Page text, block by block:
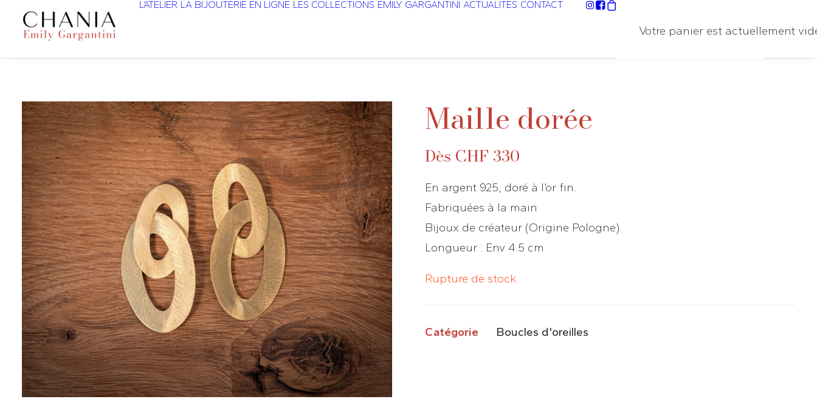
L’ATELIER LA BIJOUTERIE EN LIGNE LES COLLECTIONS EMILY GARGANTINI ACTUALITÉS CONTACT
Votre panier est actuellement
Maille dorée
Dès CHF 330
En argent 925, doré à l’or fin.
Fabriquées à la main
Bijoux de créateur (Origine Pologne)
Longueur : Env 4.5 cm
Rupture de stock
Catégorie Boucles d'oreilles